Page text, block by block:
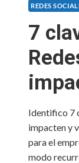
REDES
7
Identifico 7
impacten y
para el
modo